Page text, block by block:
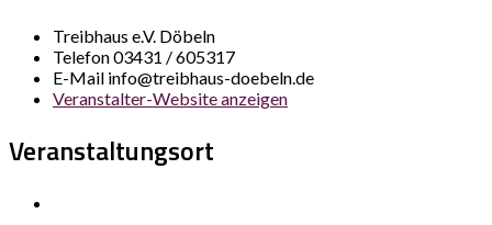
Treibhaus e.V. Döbeln
Telefon03431 / 605317
E-Mail info@treibhaus-doebeln.de
Veranstalter-Website anzeigen
Veranstaltungsort